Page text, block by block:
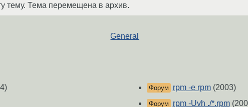
тему. Тема перемещена в архив.
General
Форум rpm -e rpm(2003)
Форум rpm -Uvh ./*.rpm